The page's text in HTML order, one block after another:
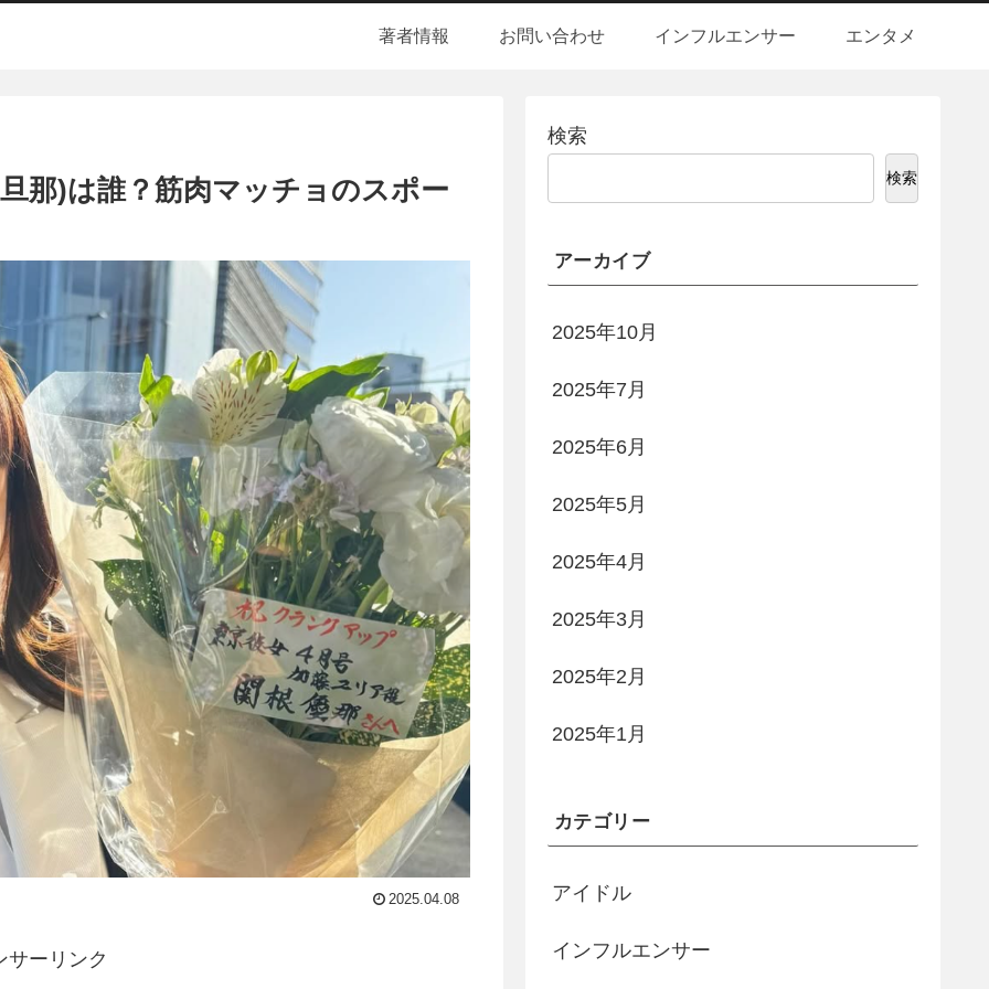
著者情報 お問い合わせ インフルエンサー エンタメ
那)は誰？筋肉マッチョのスポー
2025.04.08
サーリンク
検索
検索
アーカイブ
2025年10月
2025年7月
2025年6月
2025年5月
2025年4月
2025年3月
2025年2月
2025年1月
カテゴリー
アイドル
インフルエンサー